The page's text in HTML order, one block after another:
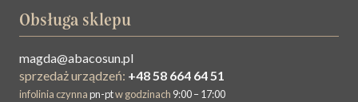
Obsługa sklepu
magda@abacosun.pl
sprzedaż urządzeń: +48 58 664 64 51
infolinia czynnapn-ptw godzinach 9:00 – 17:00